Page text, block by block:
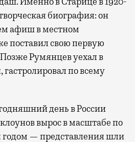
биография: он
афиш в местном
поставил свою первую
Румянцев уехал в
гастролировал по всему
день в России
вырос в масштабе по
— представления шли